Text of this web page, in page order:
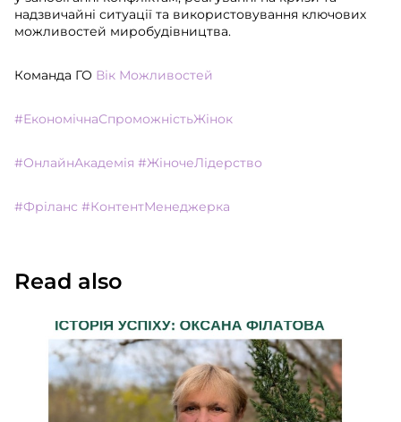
надзвичайні ситуації та використовування ключових
можливостей миробудівництва.
Команда ГО Вік Можливостей
#ЕкономічнаСпроможністьЖінок
#ОнлайнАкадемія #ЖіночеЛідерство
#Фріланс #КонтентМенеджерка
Read also